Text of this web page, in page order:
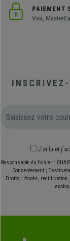
PAIEMENT
Visa,
INSCRIVEZ-
J´ai lu et
Responsable du fichier :
Consentement ;
Droits : Accès,